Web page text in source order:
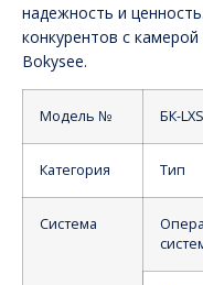
надежность и
конкурентов с
Bokysee.
Модель № БК-
Категория Тип
Система